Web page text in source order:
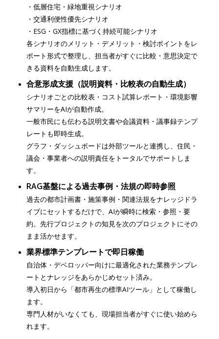
・低層住宅・緑地重視シナリオ
・交通利便性優先シナリオ
・ESG・GX指標に基づく持続可能シナリオ
各シナリオのメリット・デメリット・検討ポイントをレ
ポート形式で整理し、担当者がすぐに比較・意思決定で
きる資料を自動生成します。
合意形成支援（説明資料・比較表の自動生成）
シナリオごとの比較表・コスト試算レポート・環境影響
サマリーをAIが自動作成。
一般市民にも伝わる説明文書や会議資料・議事録テンプ
レートも即時生成。
グラフ・ダッシュボードは外部ツールと連携し、住民・
議会・事業者への説明責任をトータルでサポートしま
す。
RAG基盤による過去事例・法規の即時参照
過去の都市計画書・施策事例・関連法規をナレッジドラ
イブにセットするだけで、AIが瞬時に検索・参照・要
約。先行プロジェクトの知見を次のプロジェクトにその
まま活かせます。
業界標準テンプレートで即日稼働
自治体・デベロッパー向けに最適化された業務テンプレ
ートとナレッジをあらかじめセット済み。
導入初日から「都市再生の標準AIツール」として稼働し
ます。
専門人材がいなくても、現場担当者がすぐに使い始めら
れます。